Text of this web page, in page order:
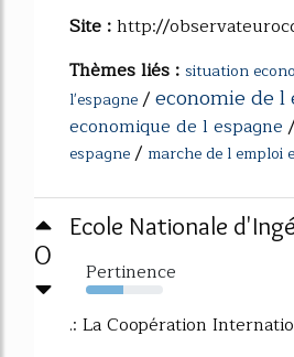
Site :http://
Thèmes liés : situation
l'espagne/economie de l
economique de l espagne/
espagne/ marche de l emploi
0
Ecole Nationale
Pertinence
49%
.: La Coopération